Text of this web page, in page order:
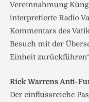
Vereinnahmung
interpretierte Radio
Kommentars des
Besuch mit der
Einheit
Rick Warrens Anti-
Der einflussreiche